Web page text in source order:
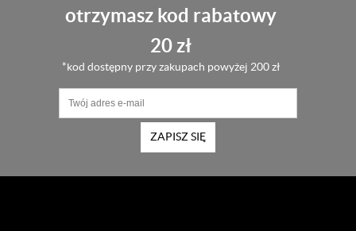
otrzymasz kod rabatowy
20 zł
*kod dostępny przy zakupach powyżej 200 zł
ZAPISZ SIĘ